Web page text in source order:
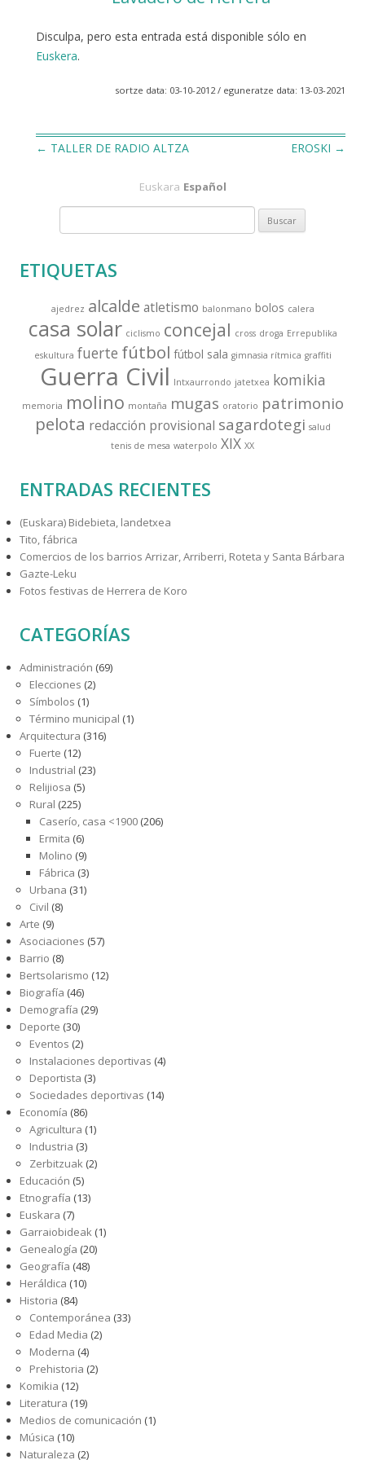
Disculpa, pero esta entrada está disponible sólo en
Euskera.
sortze data: 03-10-2012 / eguneratze data: 13-03-2021
entradas
← TALLER DE RADIO ALTZA EROSKI →
Euskara Español
cETIQUETAS
ajedrez alcalde atletismo balonmano bolos calera
casa solar ciclismo concejal cross droga Errepublika
eskultura fuerte fútbol fútbol sala gimnasia rítmica graffiti
Guerra Civil Intxaurrondo jatetxea komikia
memoria molino montaña mugas oratorio patrimonio
pelota redacción provisional sagardotegi salud
tenis de mesa waterpolo XIX XX
ENTRADAS RECIENTES
(Euskara) Bidebieta, landetxea
Tito, fábrica
Comercios de los barrios Arrizar, Arriberri, Roteta y Santa Bárbara
Gazte-Leku
Fotos festivas de Herrera de Koro
CATEGORÍAS
Administración (69)
Elecciones (2)
Símbolos (1)
Término municipal (1)
Arquitectura (316)
Fuerte (12)
Industrial (23)
Relijiosa (5)
Rural (225)
Caserío, casa <1900 (206)
Ermita (6)
Molino (9)
Fábrica (3)
Urbana (31)
Civil (8)
Arte (9)
Asociaciones (57)
Barrio (8)
Bertsolarismo (12)
Biografía (46)
Demografía (29)
Deporte (30)
Eventos (2)
Instalaciones deportivas (4)
Deportista (3)
Sociedades deportivas (14)
Economía (86)
Agricultura (1)
Industria (3)
Zerbitzuak (2)
Educación (5)
Etnografía (13)
Euskara (7)
Garraiobideak (1)
Genealogía (20)
Geografía (48)
Heráldica (10)
Historia (84)
Contemporánea (33)
Edad Media (2)
Moderna (4)
Prehistoria (2)
Komikia (12)
Literatura (19)
Medios de comunicación (1)
Música (10)
Naturaleza (2)